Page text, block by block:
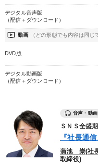
「利上げ時代の最新・銀行
予測と株式投資」最新刊
【3月】音声・映像 経
業種
IT・サービス・金融業
キーワード
デジタル音声版
（配信＋ダウンロード）
ondemand_video 動画 （どの形態でも内容は同じ
DVD版
デジタル動画版
（配信＋ダウンロード）
音声・動画
ＳＮＳ全盛
『社長通
蒲池 崇(社
取締役)